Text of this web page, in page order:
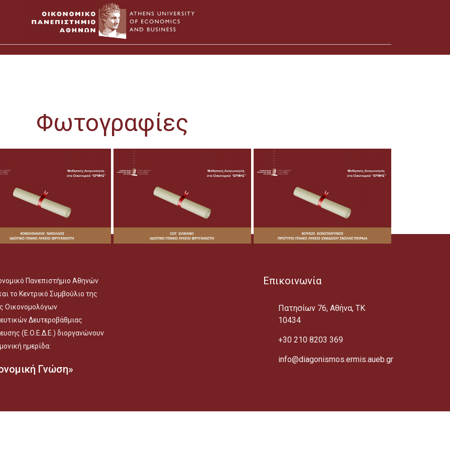
Φωτογραφίες
Πανεπιστήμιο Αθηνών
το Κεντρικό Συμβούλιο της
Οικονομολόγων
Δευτεροβάθμιας
(Ε.Ο.Ε.Δ.Ε.) διοργανώνουν
ημερίδα:
Γνώση»
Επικοινωνία
Πατησίων 76, Αθήνα, ΤΚ
10434
+30 210 8203 369
info@diagonismos.ermis.aueb.gr